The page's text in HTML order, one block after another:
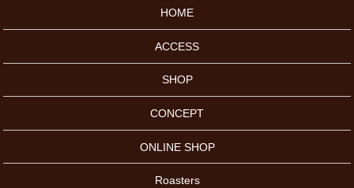
HOME
ACCESS
SHOP
CONCEPT
ONLINE SHOP
Roasters